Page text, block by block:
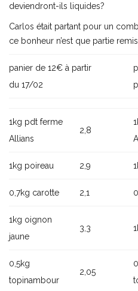
deviendront-ils liquides?
Carlos était partant pour un
ce bonheur n’est que partie
panier de 12€ à partir
du 17/02
1kg pdt ferme
Allians
2,8
1kg poireau 2,9
0,7kg carotte 2,1
1kg oignon
jaune
3,3
0,5kg
topinambour
2,05